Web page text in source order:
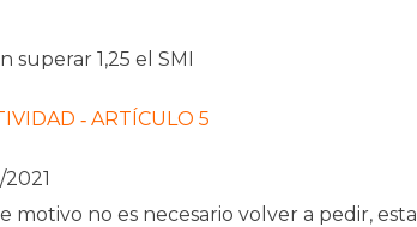
superar 1,25 el SMI
‐ ARTÍCULO 5
motivo no es necesario volver a pedir, esta